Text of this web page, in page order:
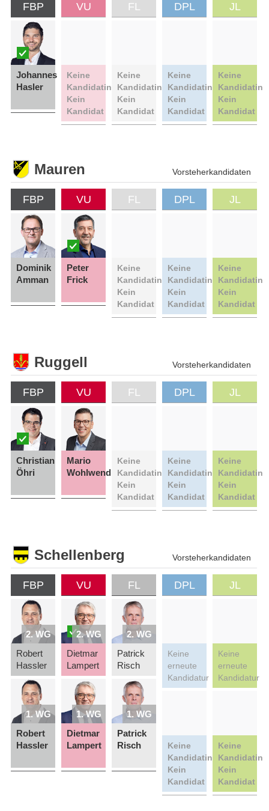
FBP
Johannes
Hasler
VU
Keine
Kandidatin
Kein
Kandidat
FL
Keine
Kandidatin
Kein
Kandidat
DPL
Keine
Kandidatin
Kein
Kandidat
JL
Keine
Kandidatin
Kein
Kandidat
Mauren Vorsteherkandidaten
FBP
Dominik
Amman
VU
Peter
Frick
FL
Keine
Kandidatin
Kein
Kandidat
DPL
Keine
Kandidatin
Kein
Kandidat
JL
Keine
Kandidatin
Kein
Kandidat
Ruggell Vorsteherkandidaten
FBP
Christian
Öhri
VU
Mario
Wohlwend
FL
Keine
Kandidatin
Kein
Kandidat
DPL
Keine
Kandidatin
Kein
Kandidat
JL
Keine
Kandidatin
Kein
Kandidat
Schellenberg Vorsteherkandidaten
FBP
2. WG
Robert
Hassler
1. WG
Robert
Hassler
VU
2. WG
Dietmar
Lampert
1. WG
Dietmar
Lampert
FL
2. WG
Patrick
Risch
1. WG
Patrick
Risch
DPL
Keine
erneute
Kandidatur
Keine
Kandidatin
Kein
Kandidat
JL
Keine
erneute
Kandidatur
Keine
Kandidatin
Kein
Kandidat